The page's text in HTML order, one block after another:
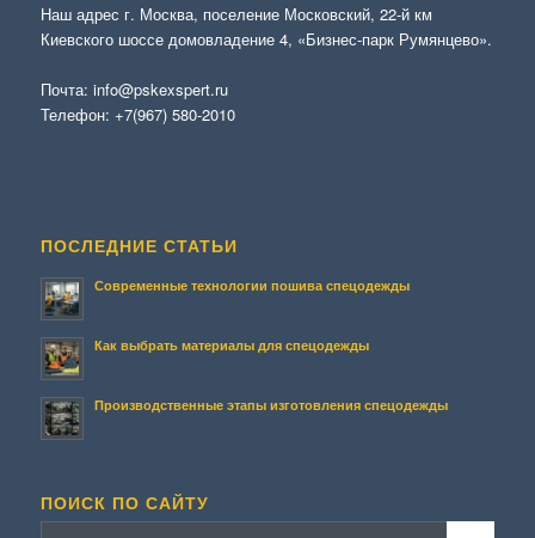
Наш адрес г. Москва, поселение Московский, 22-й км
Киевского шоссе домовладение 4, «Бизнес-парк Румянцево».
Почта: info@pskexspert.ru
Телефон: +7(967) 580-2010
ПОСЛЕДНИЕ СТАТЬИ
Современные технологии пошива спецодежды
Как выбрать материалы для спецодежды
Производственные этапы изготовления спецодежды
ПОИСК ПО САЙТУ